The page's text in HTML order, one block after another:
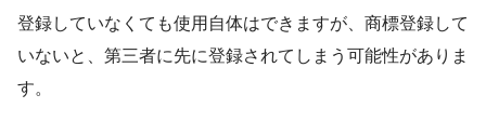
登録していなくても使用自体はできますが、商標登録して
いないと、第三者に先に登録されてしまう可能性がありま
す。